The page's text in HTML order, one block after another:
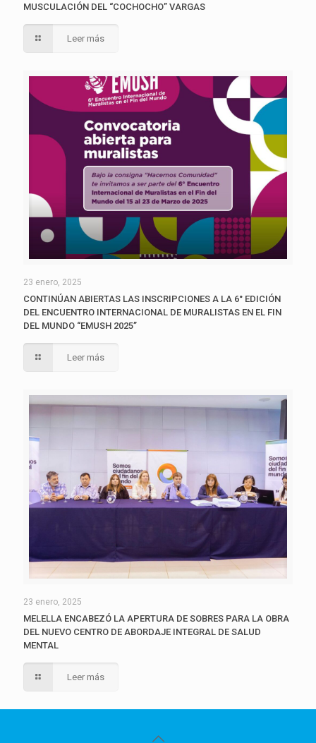
MUSCULACIÓN DEL “COCHOCHO” VARGAS
Leer más
23 enero, 2025
CONTINÚAN ABIERTAS LAS INSCRIPCIONES A LA 6° EDICIÓN
DEL ENCUENTRO INTERNACIONAL DE MURALISTAS EN EL FIN
DEL MUNDO “EMUSH 2025”
Leer más
23 enero, 2025
MELELLA ENCABEZÓ LA APERTURA DE SOBRES PARA LA OBRA
DEL NUEVO CENTRO DE ABORDAJE INTEGRAL DE SALUD
MENTAL
Leer más